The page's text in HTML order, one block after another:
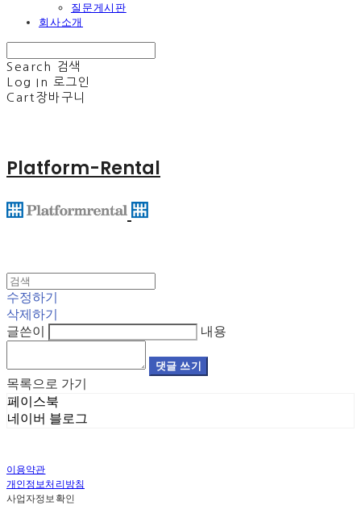
질문게시판
회사소개
Search
검색
Log In 로그인
Cart 장바구니
Platform-Rental
수정하기
삭제하기
글쓴이
내용
댓글 쓰기
목록으로 가기
페이스북
네이버 블로그
이용약관
개인정보처리방침
사업자정보확인